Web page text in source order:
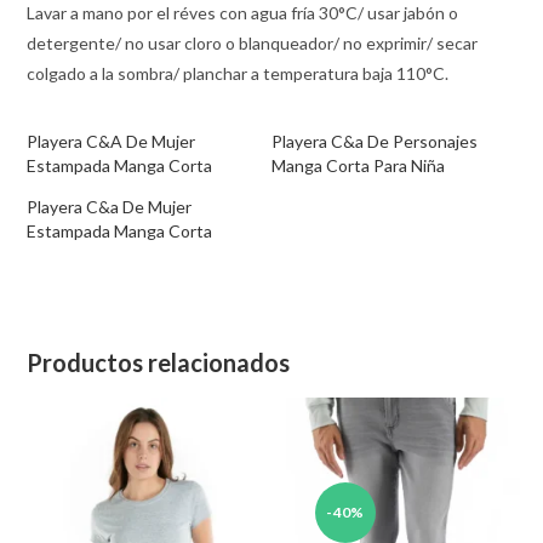
Lavar a mano por el réves con agua fría 30°C/ usar jabón o
detergente/ no usar cloro o blanqueador/ no exprimir/ secar
colgado a la sombra/ planchar a temperatura baja 110°C.
Playera C&A De Mujer
Estampada Manga Corta
Playera C&a De Personajes
Manga Corta Para Niña
Playera C&a De Mujer
Estampada Manga Corta
Productos relacionados
-40%